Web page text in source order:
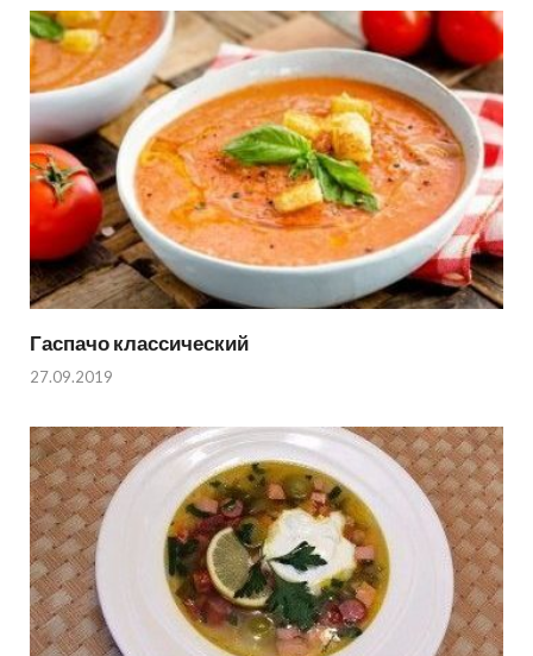
Гаспачо классический
27.09.2019